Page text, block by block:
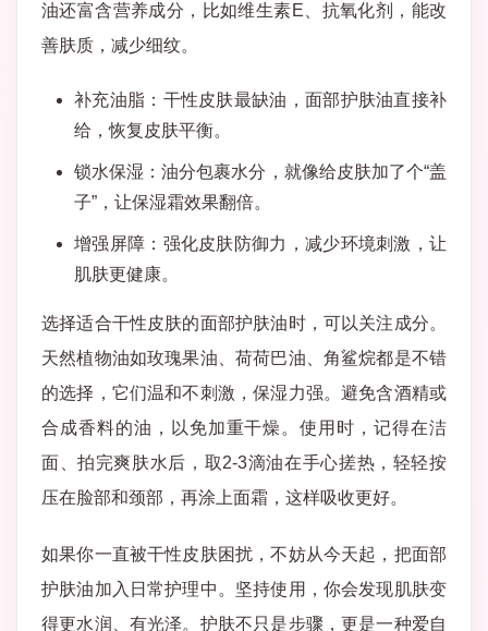
油还富含营养成分，比如维生素E、抗氧化剂，能改
善肤质，减少细纹。
补充油脂：干性皮肤最缺油，面部护肤油直接补
给，恢复皮肤平衡。
锁水保湿：油分包裹水分，就像给皮肤加了个“盖
子”，让保湿霜效果翻倍。
增强屏障：强化皮肤防御力，减少环境刺激，让
肌肤更健康。
选择适合干性皮肤的面部护肤油时，可以关注成分。
天然植物油如玫瑰果油、荷荷巴油、角鲨烷都是不错
的选择，它们温和不刺激，保湿力强。避免含酒精或
合成香料的油，以免加重干燥。使用时，记得在洁
面、拍完爽肤水后，取2-3滴油在手心搓热，轻轻按
压在脸部和颈部，再涂上面霜，这样吸收更好。
如果你一直被干性皮肤困扰，不妨从今天起，把面部
护肤油加入日常护理中。坚持使用，你会发现肌肤变
得更水润、有光泽。护肤不只是步骤，更是一种爱自